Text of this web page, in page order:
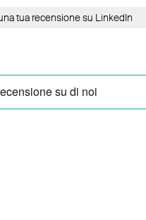
tua recensione su LinkedIn